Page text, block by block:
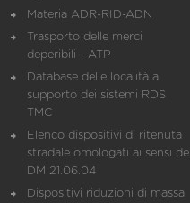
Materia ADR-RID-ADN
Trasporto delle merci
deperibili - ATP
Database delle località a
supporto dei sistemi RDS
TMC
Elenco dispositivi di ritenuta
stradale omologati ai sensi del
DM 21.06.04
Dispositivi riduzioni di massa